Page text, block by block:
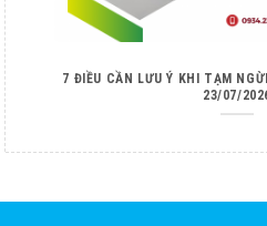
7 ĐIỀU CẦN LƯU Ý KHI TẠM
23/07/